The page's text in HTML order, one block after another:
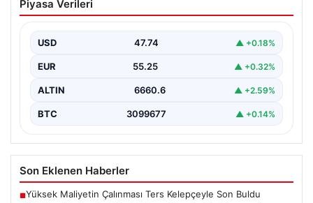
nasıl oldu?
Piyasa Verileri
USD 47.74 ▲ +0.18%
EUR 55.25 ▲ +0.32%
ALTIN 6660.6 ▲ +2.59%
BTC 3099677 ▲ +0.14%
Son Eklenen Haberler
■Yüksek Maliyetin Çalınması Ters Kelepçeyle Son Buldu